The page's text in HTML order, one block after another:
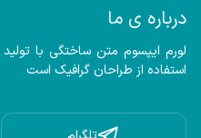
درباره ی ما
استفاده از طراحان گرافیک است